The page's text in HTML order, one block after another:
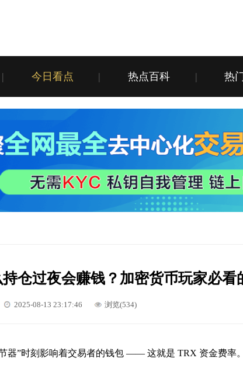
| 今日看点 | 热点百科 | 热
仓过夜会赚钱？加密货币玩家必看
2025-08-13 23:17:46 浏览(534)
器”时刻影响着交易者的钱包 —— 这就是 TRX 资金费率